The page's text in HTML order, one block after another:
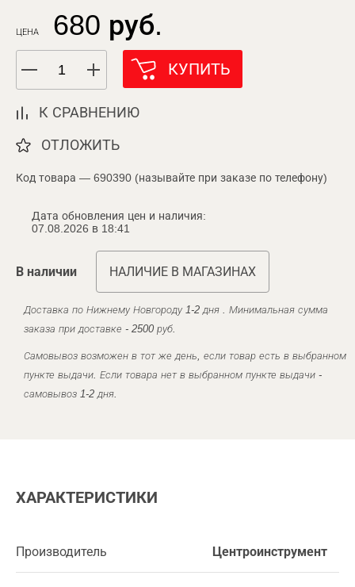
ЦЕНА 680 руб.
КУПИТЬ
К СРАВНЕНИЮ
ОТЛОЖИТЬ
Код товара — 690390 (называйте при заказе по телефону)
Дата обновления цен и наличия:
07.08.2026 в 18:41
В наличии НАЛИЧИЕ В МАГАЗИНАХ
Доставка по Нижнему Новгороду 1-2 дня . Минимальная сумма
заказа при доставке - 2500 руб.
Самовывоз возможен в тот же день, если товар есть в выбранном
пункте выдачи. Если товара нет в выбранном пункте выдачи -
самовывоз 1-2 дня.
ХАРАКТЕРИСТИКИ
Производитель Центроинструмент